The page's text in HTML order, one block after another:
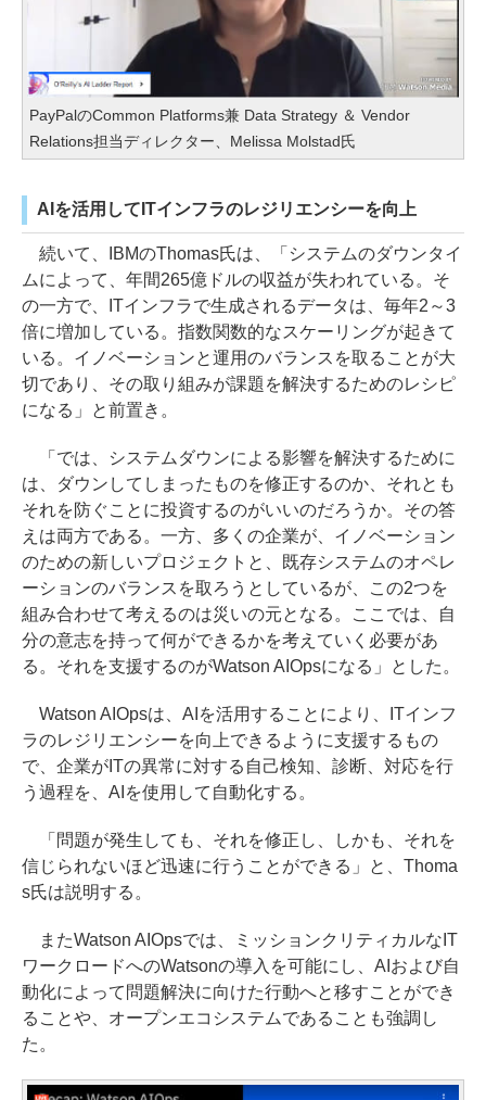
PayPalのCommon Platforms兼 Data Strategy ＆ Vendor
Relations担当ディレクター、Melissa Molstad氏
AIを活用してITインフラのレジリエンシーを向上
続いて、IBMのThomas氏は、「システムのダウンタイ
ムによって、年間265億ドルの収益が失われている。そ
の一方で、ITインフラで生成されるデータは、毎年2～3
倍に増加している。指数関数的なスケーリングが起きて
いる。イノベーションと運用のバランスを取ることが大
切であり、その取り組みが課題を解決するためのレシピ
になる」と前置き。
「では、システムダウンによる影響を解決するために
は、ダウンしてしまったものを修正するのか、それとも
それを防ぐことに投資するのがいいのだろうか。その答
えは両方である。一方、多くの企業が、イノベーション
のための新しいプロジェクトと、既存システムのオペレ
ーションのバランスを取ろうとしているが、この2つを
組み合わせて考えるのは災いの元となる。ここでは、自
分の意志を持って何ができるかを考えていく必要があ
る。それを支援するのがWatson AIOpsになる」とした。
Watson AIOpsは、AIを活用することにより、ITインフ
ラのレジリエンシーを向上できるように支援するもの
で、企業がITの異常に対する自己検知、診断、対応を行
う過程を、AIを使用して自動化する。
「問題が発生しても、それを修正し、しかも、それを
信じられないほど迅速に行うことができる」と、Thoma
s氏は説明する。
またWatson AIOpsでは、ミッションクリティカルなIT
ワークロードへのWatsonの導入を可能にし、AIおよび自
動化によって問題解決に向けた行動へと移すことができ
ることや、オープンエコシステムであることも強調し
た。